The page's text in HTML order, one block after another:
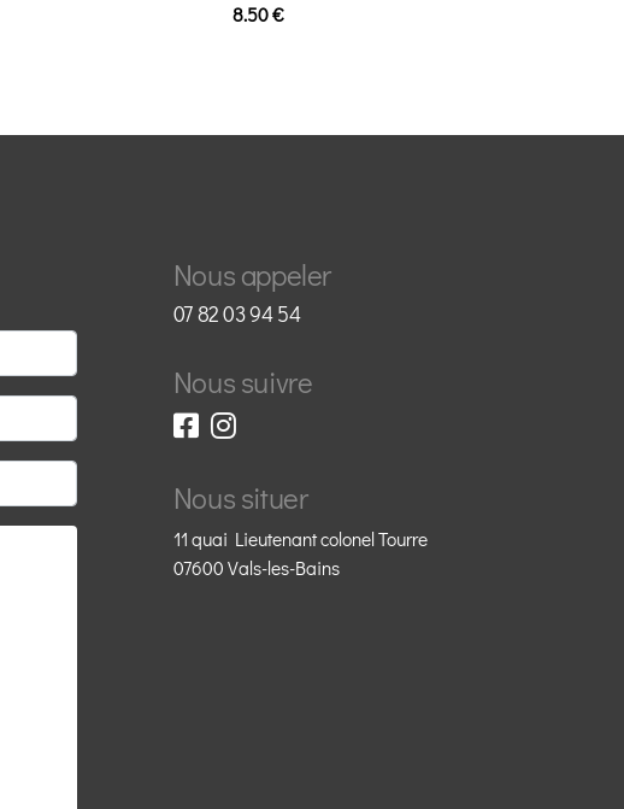
8.50 €
Nous appeler
07 82 03 94 54
Nous suivre
Nous situer
11 quai Lieutenant colonel Tourre
07600 Vals-les-Bains